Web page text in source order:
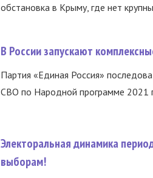
обстановка в Крыму, где нет
В России запускают
Партия «Единая Россия»
СВО по Народной программе 2021
Электоральная динамика
выборам!